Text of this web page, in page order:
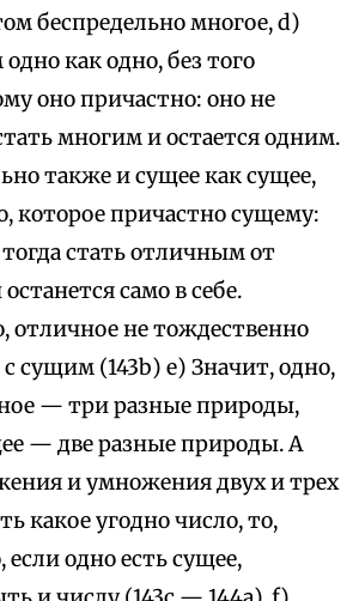
беспредельно многое, d)
как одно, без того
оно причастно: оно не
многим и остается одним.
также и сущее как сущее,
которое причастно сущему:
стать отличным от
само в себе.
отличное не тождественно
сущим (143b) е) Значит, одно,
— три разные природы,
— две разные природы. А
и умножения двух и трех
какое угодно число, то,
если одно есть сущее,